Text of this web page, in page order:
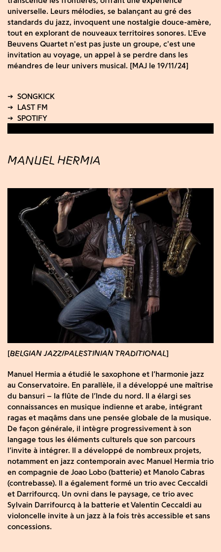
universelle. Leurs mélodies, se balançant au gré des
standards du jazz, invoquent une nostalgie douce-amère,
tout en explorant de nouveaux territoires sonores. L'Eve
Beuvens Quartet n'est pas juste un groupe, c'est une
invitation au voyage, un appel à se perdre dans les
méandres de leur univers musical. [MAJ le 19/11/24]
MANUEL HERMIA
BELGIAN JAZZ PALESTINIAN TRADITIONAL
Manuel Hermia a étudié le saxophone et l’harmonie jazz
au Conservatoire. En parallèle, il a développé une maîtrise
du bansuri – la flûte de l’Inde du nord. Il a élargi ses
connaissances en musique indienne et arabe, intégrant
ragas et maqâms dans une pensée globale de la musique.
De façon générale, il intègre progressivement à son
langage tous les éléments culturels que son parcours
l’invite à intégrer. Il a développé de nombreux projets,
notamment en jazz contemporain avec Manuel Hermia trio
en compagnie de Joao Lobo (batterie) et Manolo Cabras
(contrebasse). Il a également formé un trio avec Ceccaldi
et Darrifourcq. Un ovni dans le paysage, ce trio avec
Sylvain Darrifourcq à la batterie et Valentin Ceccaldi au
violoncelle invite à un jazz à la fois très accessible et sans
concessions.